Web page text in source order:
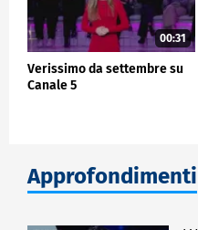
00:31
Verissimo da settembre su
Canale 5
Approfondimenti